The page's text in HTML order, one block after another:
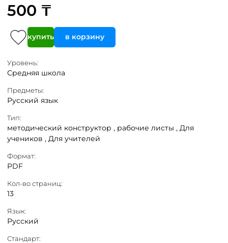
500 ₸
купить в корзину
Уровень:
Средняя школа
Предметы:
Русский язык
Тип:
методический конструктор , рабочие листы , Для
учеников , Для учителей
Формат:
PDF
Кол-во страниц:
13
Язык:
Русский
Стандарт: